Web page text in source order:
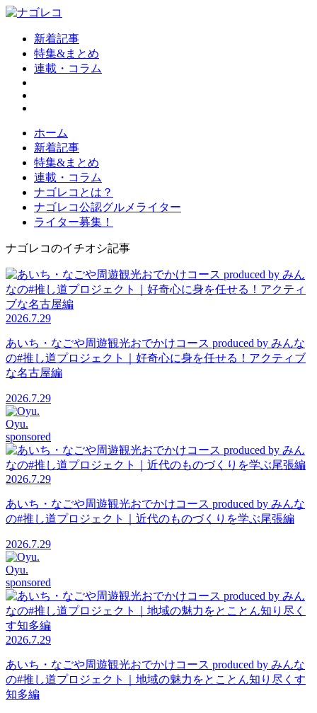
新着記事
特集&まとめ
連載・コラム
ホーム
新着記事
特集&まとめ
連載・コラム
ナゴレコとは？
ナゴレコ公認グルメライター
ライター募集！
ナゴレコのイチオシ記事
2026.7.29
あいち・なごや周遊観光おでかけコース produced by みんな
の#推し道プロジェクト｜好奇心に身を任せる！アクティブ
な名古屋編
2026.7.29
Oyu.
sponsored
2026.7.29
あいち・なごや周遊観光おでかけコース produced by みんな
の#推し道プロジェクト｜近代のものづくりを学ぶ尾張編
2026.7.29
Oyu.
sponsored
2026.7.29
あいち・なごや周遊観光おでかけコース produced by みんな
の#推し道プロジェクト｜地域の魅力をとことん知り尽くす
知多編